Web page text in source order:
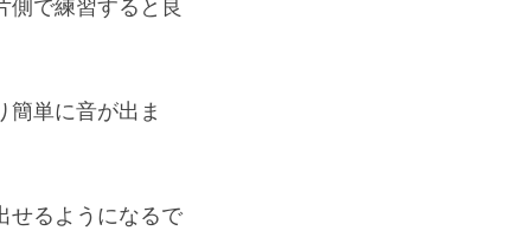
側で練習すると良
単に音が出ま
せるようになるで